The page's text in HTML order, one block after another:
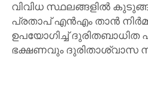
വിവിധ സ്ഥലങ്ങളിൽ
പ്രതാപ് എൻഎം താൻ
ഉപയോഗിച്ച് ദുരിതബാധിത
ഭക്ഷണവും ദുരിതാശ്വാസ